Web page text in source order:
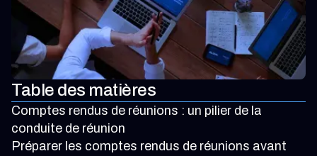
Table des matières
Comptes rendus de réunions : un pilier de la
conduite de réunion
Préparer les comptes rendus de réunions avant